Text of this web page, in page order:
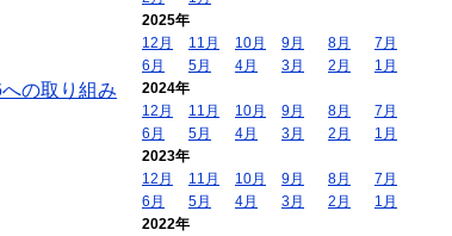
への取り組み
2025年
12月
11月 10月 9月 8月
7月
6月
5月 4月 3月 2月
1月
2024年
12月
11月 10月 9月 8月
7月
6月
5月 4月 3月 2月
1月
2023年
12月
11月 10月 9月 8月
7月
6月
5月 4月 3月 2月
1月
2022年